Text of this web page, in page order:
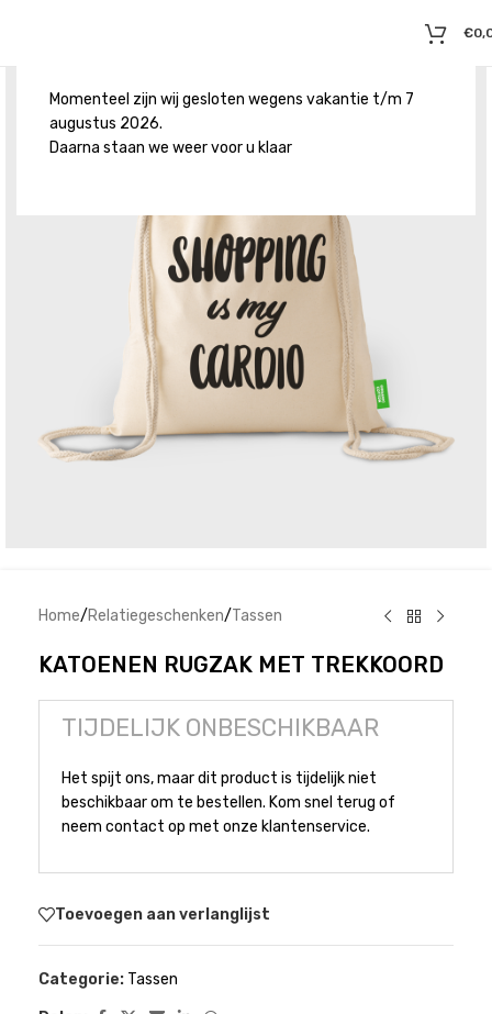
Momenteel zijn wij gesloten wegens vakantie t/m 7
augustus 2026.
Daarna staan we weer voor u klaar
€
Home/Relatiegeschenken/Tassen
KATOENEN RUGZAK MET TREKKOORD
TIJDELIJK ONBESCHIKBAAR
Het spijt ons, maar dit product is tijdelijk niet
beschikbaar om te bestellen. Kom snel terug of
neem contact op met onze klantenservice.
Toevoegen aan verlanglijst
Categorie: Tassen